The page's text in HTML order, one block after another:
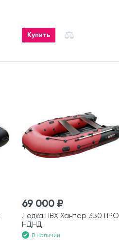
Купить
69 000 ₽
Лодка ПВХ Хантер 330 ПРО
НДНД
В наличии